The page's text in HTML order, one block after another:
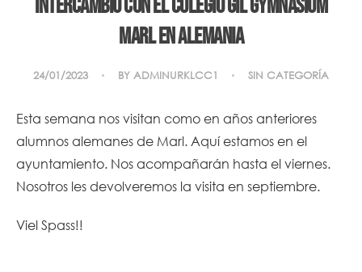
Intercambio con el colegio Gil Gymnasium
Marl en Alemania
24/01/2023 BY ADMINURKLCC1 SIN CATEGORÍA
Esta semana nos visitan como en años anteriores
alumnos alemanes de Marl. Aquí estamos en el
ayuntamiento. Nos acompañarán hasta el viernes.
Nosotros les devolveremos la visita en septiembre.
Viel Spass!!